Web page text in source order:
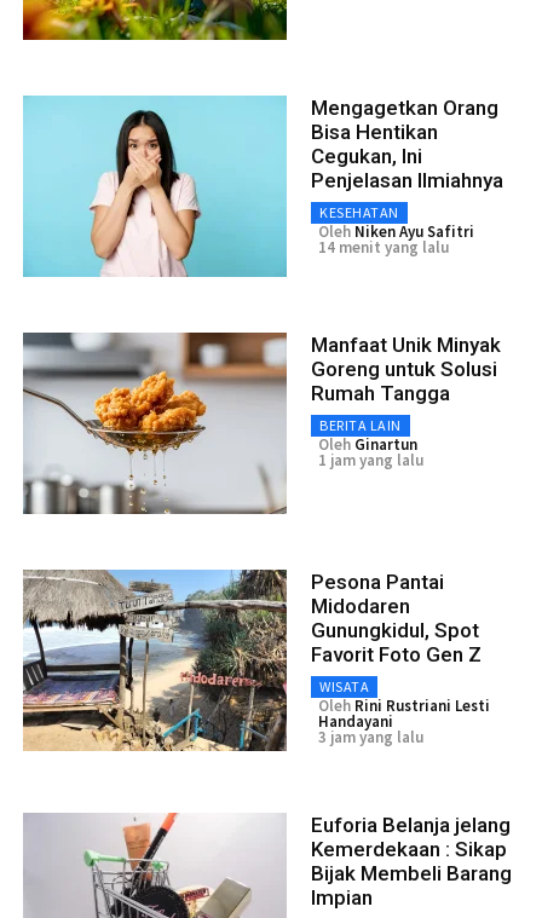
Mengagetkan Orang
Bisa Hentikan
Cegukan, Ini
Penjelasan Ilmiahnya
KESEHATAN
Oleh Niken Ayu Safitri
14 menit yang lalu
Manfaat Unik Minyak
Goreng untuk Solusi
Rumah Tangga
BERITA LAIN
Oleh Ginartun
1 jam yang lalu
Pesona Pantai
Midodaren
Gunungkidul, Spot
Favorit Foto Gen Z
WISATA
Oleh Rini Rustriani Lesti
Handayani
3 jam yang lalu
Euforia Belanja jelang
Kemerdekaan : Sikap
Bijak Membeli Barang
Impian